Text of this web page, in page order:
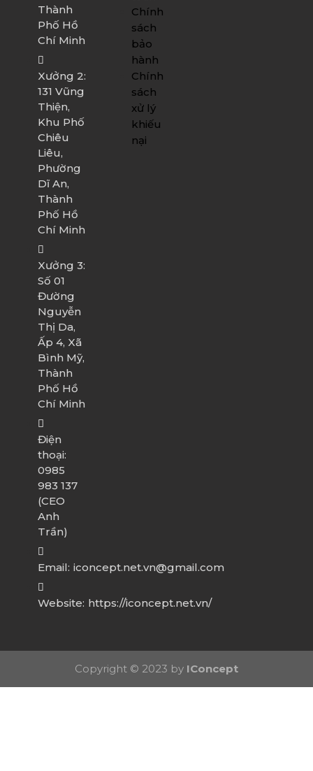
Thành
Phố Hồ
Chí Minh
Xưởng 2:
131 Vũng
Thiện,
Khu Phố
Chiêu
Liêu,
Phường
Dĩ An,
Thành
Phố Hồ
Chí Minh
Xưởng 3:
Số 01
Đường
Nguyễn
Thị Da,
Ấp 4, Xã
Bình Mỹ,
Thành
Phố Hồ
Chí Minh
Điện
thoại:
0985
983 137
(CEO
Anh
Trần)
Email: iconcept.net.vn@gmail.com
Website: https://iconcept.net.vn/
Chính
sách
bảo
hành
Chính
sách
xử lý
khiếu
nại
Copyright © 2023 by IConcept